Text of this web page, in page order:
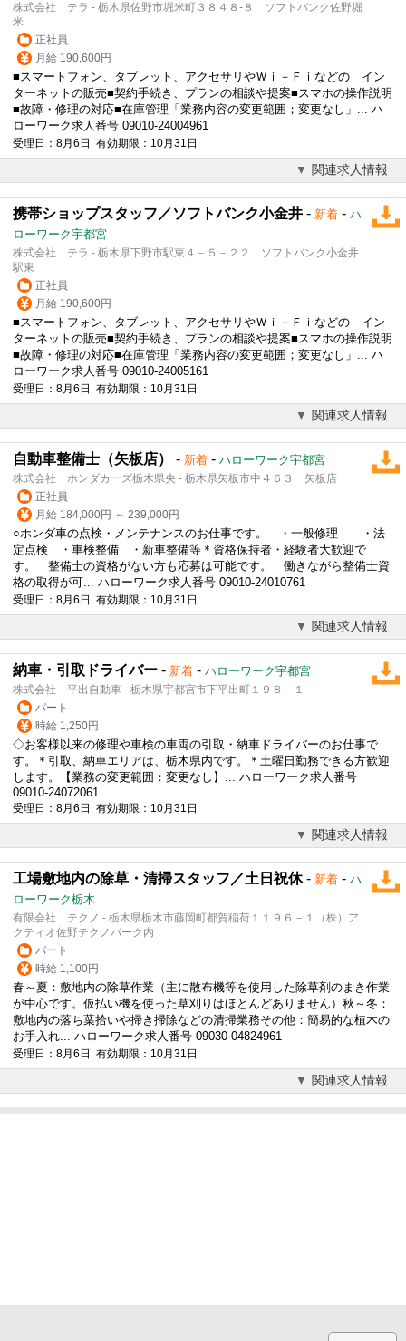
株式会社 テラ - 栃木県佐野市堀米町３８４８‐８ ソフトバンク佐野堀
米
正社員
月給 190,600円
■スマートフォン、タブレット、アクセサリやＷｉ－Ｆｉなどの イン
ターネットの販売■契約手続き、プランの相談や提案■スマホの操作説明
■故障・ 修理の対応■在庫管理「業務内容の変更範囲；変更なし」... ハ
ローワーク求人番号 09010-24004961
受理日：8月6日 有効期限：10月31日
関連求人情報
携帯ショップスタッフ／ソフトバンク小金井 - 新着 - ハ
ローワーク宇都宮
株式会社 テラ - 栃木県下野市駅東４－５－２２ ソフトバンク小金井
駅東
正社員
月給 190,600円
■スマートフォン、タブレット、アクセサリやＷｉ－Ｆｉなどの イン
ターネットの販売■契約手続き、プランの相談や提案■スマホの操作説明
■故障・ 修理の対応■在庫管理「業務内容の変更範囲；変更なし」... ハ
ローワーク求人番号 09010-24005161
受理日：8月6日 有効期限：10月31日
関連求人情報
自動車整備士（矢板店） - 新着 - ハローワーク宇都宮
株式会社 ホンダカーズ栃木県央 - 栃木県矢板市中４６３ 矢板店
正社員
月給 184,000円 ～ 239,000円
○ホンダ車の点検・メンテナンスのお仕事です。 ・一般修理 ・法
定点検 ・車検整備 ・新車整備等＊資格保持者・経験者大歓迎で
す。 整備士の資格がない方も応募は可能です。 働きながら整備士資
格の取得が可... ハローワーク求人番号 09010-24010761
受理日：8月6日 有効期限：10月31日
関連求人情報
納車・引取ドライバー - 新着 - ハローワーク宇都宮
株式会社 平出自動車 - 栃木県宇都宮市下平出町１９８－１
パート
時給 1,250円
◇お客様以来の修理や車検の車両の引取・納車ドライバーのお仕事で
す。＊引取、納車エリアは、栃木県内です。＊土曜日勤務できる方歓迎
します。【業務の変更範囲：変更なし】... ハローワーク求人番号
09010-24072061
受理日：8月6日 有効期限：10月31日
関連求人情報
工場敷地内の除草・清掃スタッフ／土日祝休- 新着 - ハ
ローワーク栃木
有限会社 テクノ - 栃木県栃木市藤岡町都賀稲荷１１９６－１（株）ア
クティオ佐野テクノパーク内
パート
時給 1,100円
春～夏：敷地内の除草作業（主に散布機等を使用した除草剤のまき作業
が中心です。仮払い機を使った草刈りはほとんどありません）秋～冬：
敷地内の落ち葉拾いや掃き掃除などの清掃業務その他：簡易的な植木の
お手入れ... ハローワーク求人番号 09030-04824961
受理日：8月6日 有効期限：10月31日
関連求人情報